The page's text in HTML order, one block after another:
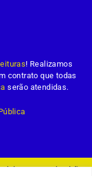
! Realizamos
contrato que todas
serão atendidas.
da Demerval Lobão.